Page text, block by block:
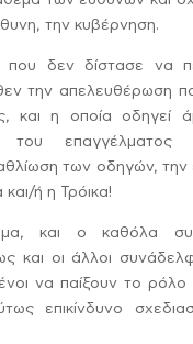
την κυβέρνηση.
που δεν δίστασε να
την απελευθέρωση
και η οποία οδηγεί
του
των οδηγών, την
και/ή η Τρόικα!
και ο καθόλα
και οι άλλοι
να παίξουν το ρόλο
επικίνδυνο